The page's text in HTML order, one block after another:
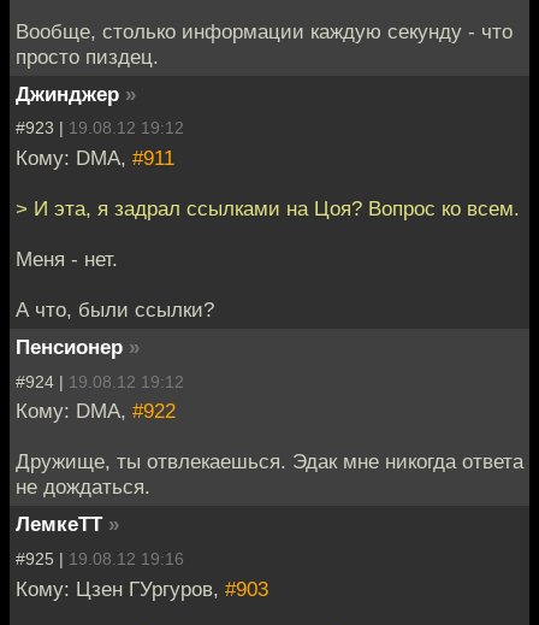
Вообще, столько информации каждую секунду - что
просто пиздец.
Джинджер »
#923 | 19.08.12 19:12
Кому: DMA, #911
> И эта, я задрал ссылками на Цоя? Вопрос ко всем.
Меня - нет.
А что, были ссылки?
Пенсионер »
#924 | 19.08.12 19:12
Кому: DMA, #922
Дружище, ты отвлекаешься. Эдак мне никогда ответа
не дождаться.
ЛемкеТТ »
#925 | 19.08.12 19:16
Кому: Цзен ГУргуров, #903